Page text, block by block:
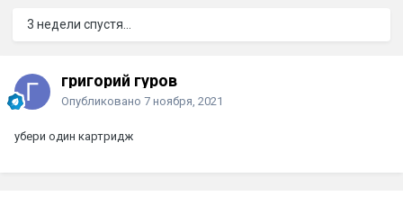
3 недели спустя...
григорий гуров
Опубликовано 7 ноября, 2021
убери один картридж